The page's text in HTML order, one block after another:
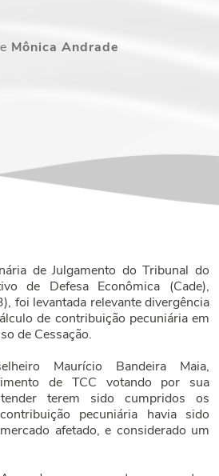
e Mônica Andrade
de Julgamento do Tribunal do
de Defesa Econômica (Cade),
foi levantada relevante divergência
de contribuição pecuniária em
de Cessação.
Maurício Bandeira Maia,
de TCC votando por sua
terem sido cumpridos os
pecuniária havia sido
afetado, e considerado um